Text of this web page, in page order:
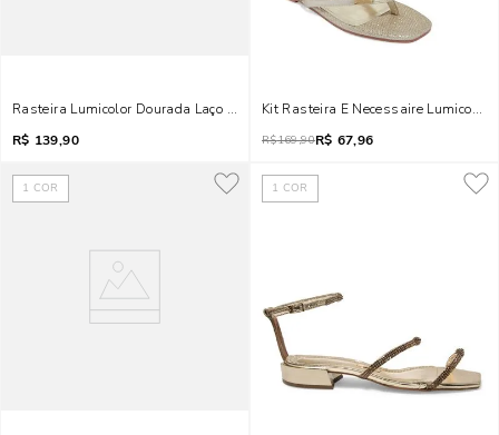
Rasteira Lumicolor Dourada Laço Brilho
R$ 139,90
Kit Rasteira E Necessaire Lumicolor
R$169,90R$ 67,96
1 COR 1 COR